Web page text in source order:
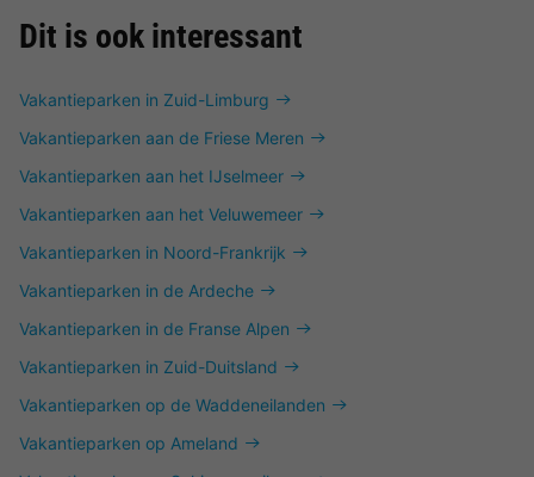
Dit is ook interessant
Vakantieparken in Zuid-Limburg
Vakantieparken aan de Friese Meren
Vakantieparken aan het IJselmeer
Vakantieparken aan het Veluwemeer
Vakantieparken in Noord-Frankrijk
Vakantieparken in de Ardeche
Vakantieparken in de Franse Alpen
Vakantieparken in Zuid-Duitsland
Vakantieparken op de Waddeneilanden
Vakantieparken op Ameland